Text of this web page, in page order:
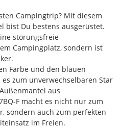
Campingtrip? Mit diesem
bist Du bestens ausgerüstet.
störungsfreie
Campingplatz, sondern ist
Farbe und den blauen
zum unverwechselbaren Star
aus
F macht es nicht nur zum
sondern auch zum perfekten
im Freien.